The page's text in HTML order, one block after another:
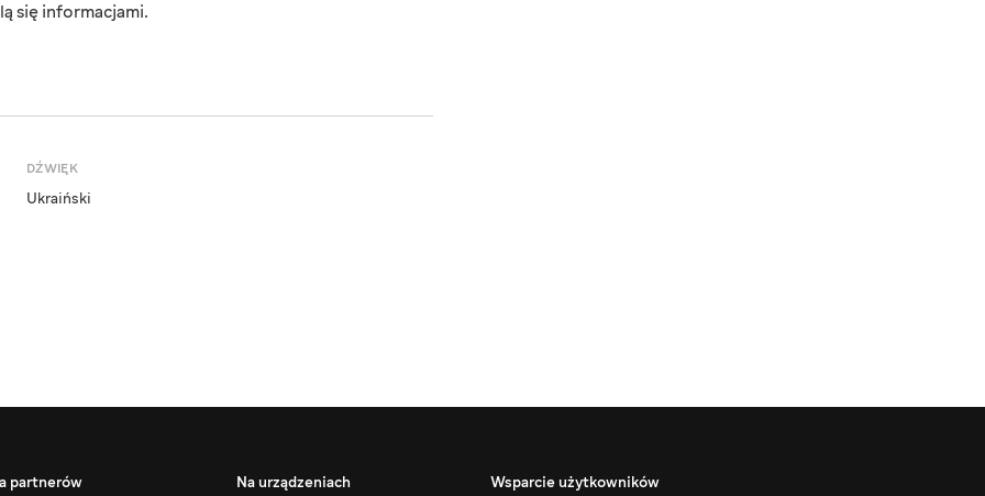
się informacjami.
DŹWIĘK
Ukraiński
partnerów
Na urządzeniach
Wsparcie użytkowników